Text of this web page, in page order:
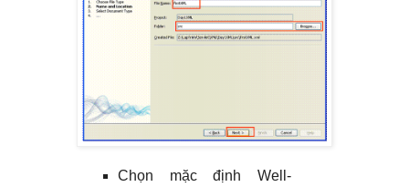
Chọn mặc định Well-